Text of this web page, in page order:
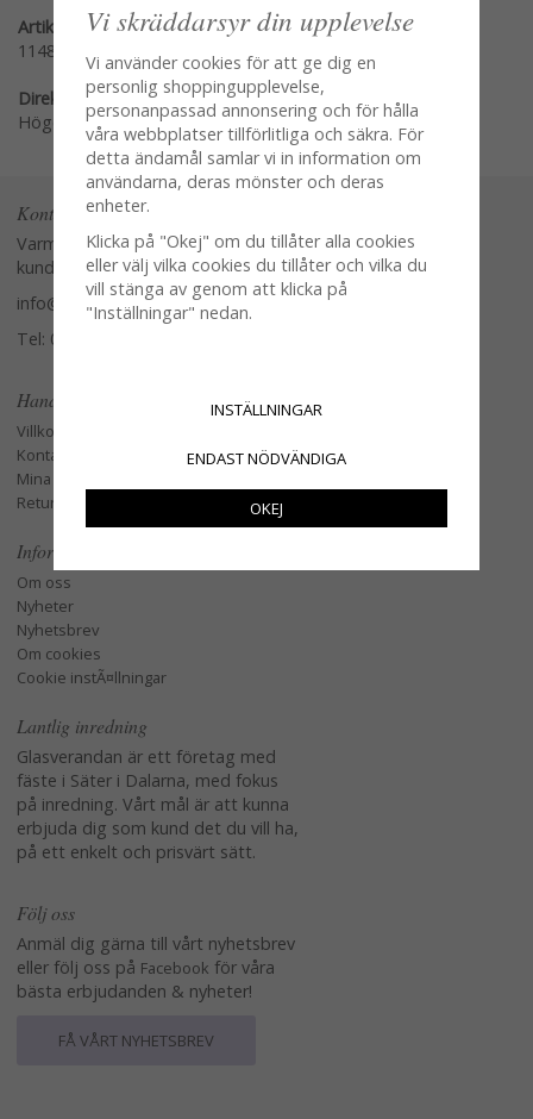
Artikelnummer:
114813-ST
Direktlänk:
Högerklicka och kopiera adressen
Kontakta oss
Varmt välkommen att kontakta vår
kundtjänst.
info@glasverandan.se
Tel: 079-3495968
Handla
Villkor
Kontakta oss
Mina favoriter
Retur och Reklamation
Information
Om oss
Nyheter
Nyhetsbrev
Om cookies
Cookie instÃ¤llningar
Lantlig inredning
Glasverandan är ett företag med
fäste i Säter i Dalarna, med fokus
på inredning. Vårt mål är att kunna
erbjuda dig som kund det du vill ha,
på ett enkelt och prisvärt sätt.
Följ oss
Anmäl dig gärna till vårt nyhetsbrev
eller följ oss på Facebook för våra
bästa erbjudanden & nyheter!
FÅ VÅRT NYHETSBREV
Vi skräddarsyr din upplevelse
Vi använder cookies för att ge dig en
personlig shoppingupplevelse,
personanpassad annonsering och för hålla
våra webbplatser tillförlitliga och säkra. För
detta ändamål samlar vi in information om
användarna, deras mönster och deras
enheter.
Klicka på "Okej" om du tillåter alla cookies
eller välj vilka cookies du tillåter och vilka du
vill stänga av genom att klicka på
"Inställningar" nedan.
INSTÄLLNINGAR
ENDAST NÖDVÄNDIGA
OKEJ